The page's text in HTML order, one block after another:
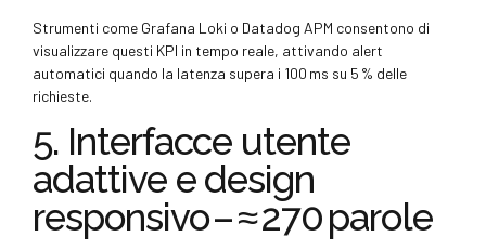
Strumenti come Grafana Loki o Datadog APM consentono di
visualizzare questi KPI in tempo reale, attivando alert
automatici quando la latenza supera i 100 ms su 5 % delle
richieste.
5. Interfacce utente
adattive e design
responsivo – ≈ 270 parole